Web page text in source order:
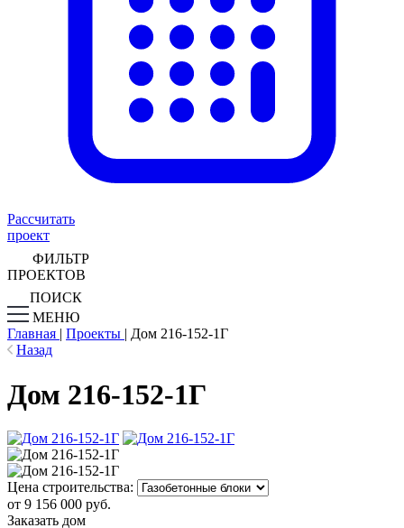
Рассчитать
проект
ФИЛЬТР
ПРОЕКТОВ
ПОИСК
МЕНЮ
Главная | Проекты | Дом 216-152-1Г
Назад
Дом 216-152-1Г
Цена строительства:
от 9 156 000 руб.
Заказать дом